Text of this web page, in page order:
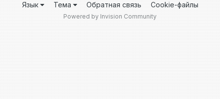
Язык Тема Обратная связь Cookie-файлы
Powered by Invision Community